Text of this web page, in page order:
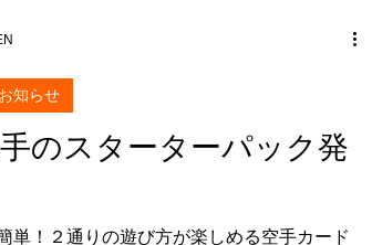
のスターターパック発
単！２通りの遊び方が楽しめる空手カード
知らせ